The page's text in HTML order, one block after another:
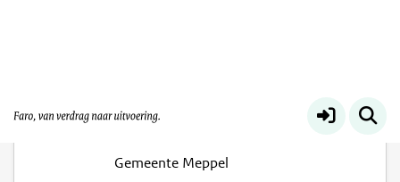
Gemeente Meppel